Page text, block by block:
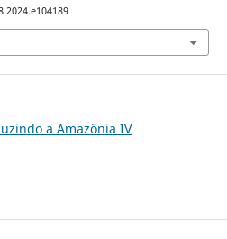
a Amazônia IV